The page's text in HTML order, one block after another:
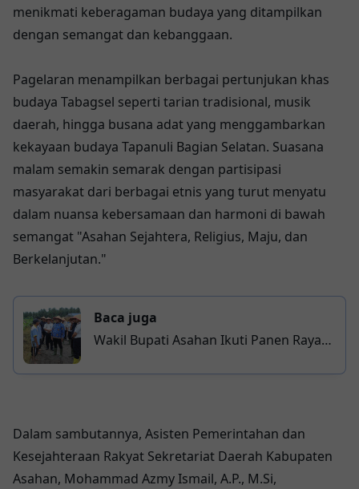
menikmati keberagaman budaya yang ditampilkan
dengan semangat dan kebanggaan.
Pagelaran menampilkan berbagai pertunjukan khas
budaya Tabagsel seperti tarian tradisional, musik
daerah, hingga busana adat yang menggambarkan
kekayaan budaya Tapanuli Bagian Selatan. Suasana
malam semakin semarak dengan partisipasi
masyarakat dari berbagai etnis yang turut menyatu
dalam nuansa kebersamaan dan harmoni di bawah
semangat "Asahan Sejahtera, Religius, Maju, dan
Berkelanjutan."
Baca juga
Wakil Bupati Asahan Ikuti Panen Raya
Dalam sambutannya, Asisten Pemerintahan dan
Kesejahteraan Rakyat Sekretariat Daerah Kabupaten
Asahan, Mohammad Azmy Ismail, A.P., M.Si,